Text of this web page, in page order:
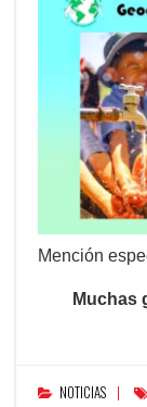
Mención
Muchas
NOTICIAS